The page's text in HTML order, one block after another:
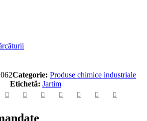
Categorie: Produse chimice industriale
Etichetă: Jartim